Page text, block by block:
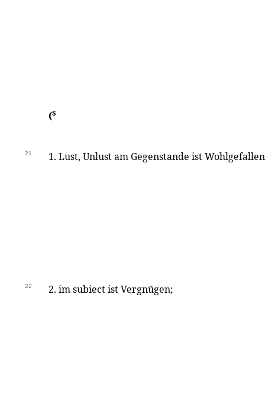
(s
21 1. Lust, Unlust am Gegenstande ist
22 2. im subiect ist Vergnügen;